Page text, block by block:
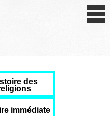
des
immédiate